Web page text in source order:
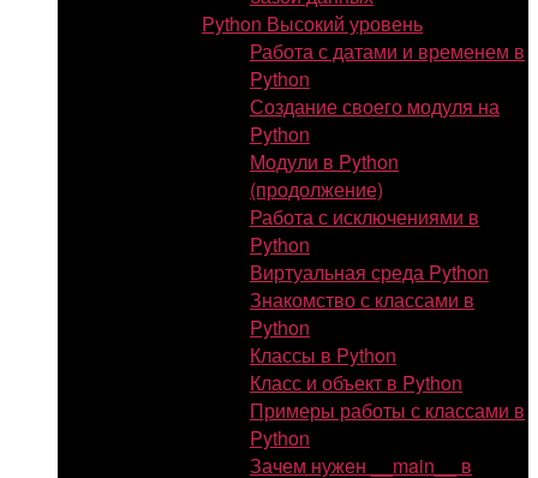
Python Высокий уровень
Работа с датами и временем в
Python
Создание своего модуля на
Python
Модули в Python
(продолжение)
Работа с исключениями в
Python
Виртуальная среда Python
Знакомство с классами в
Python
Классы в Python
Класс и объект в Python
Примеры работы с классами в
Python
Зачем нужен __main__ в